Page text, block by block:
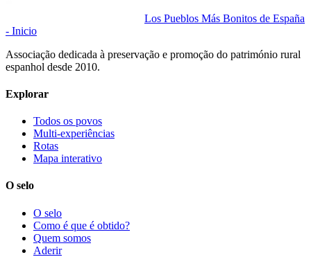
Los Pueblos Más Bonitos de España
- Inicio
Associação dedicada à preservação e promoção do património rural
espanhol desde 2010.
Explorar
Todos os povos
Multi-experiências
Rotas
Mapa interativo
O selo
O selo
Como é que é obtido?
Quem somos
Aderir